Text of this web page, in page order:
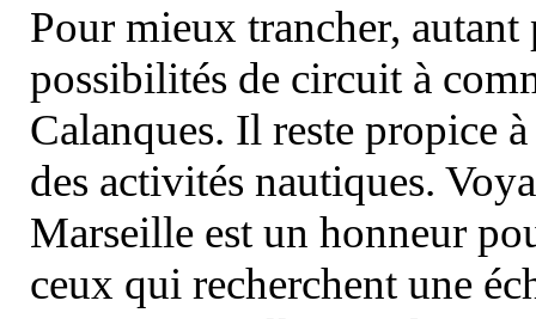
Pour mieux trancher, autant
possibilités de circuit à
Calanques. Il reste propice
des activités nautiques.
Marseille est un honneur
ceux qui recherchent une